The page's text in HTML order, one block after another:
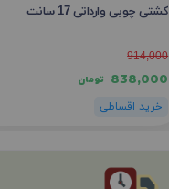
کشتی چوبی وارداتی 17 سانت
914,000
838,000 تومان